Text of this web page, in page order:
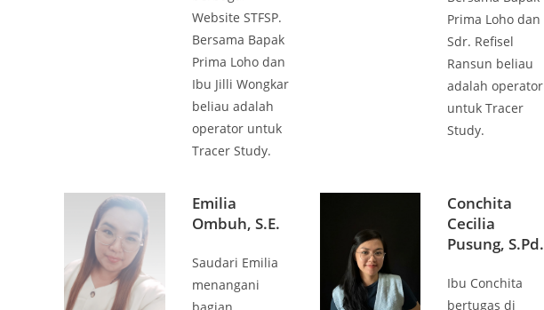
Website STFSP.
Bersama Bapak
Prima Loho dan
Ibu Jilli Wongkar
beliau adalah
operator untuk
Tracer Study.
Prima Loho dan
Sdr. Refisel
Ransun beliau
adalah operator
untuk Tracer
Study.
Emilia
Ombuh, S.E.
Saudari Emilia
menangani
bagian
Conchita
Cecilia
Pusung, S.Pd.
Ibu Conchita
bertugas di